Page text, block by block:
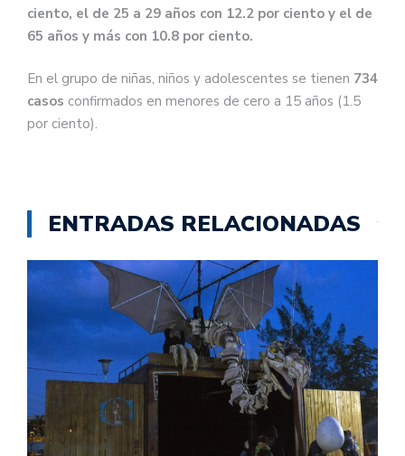
ciento, el de 25 a 29 años con 12.2 por ciento y el de
65 años y más con 10.8 por ciento.
En el grupo de niñas, niños y adolescentes se tienen 734
casos confirmados en menores de cero a 15 años (1.5
por ciento).
ENTRADAS RELACIONADAS